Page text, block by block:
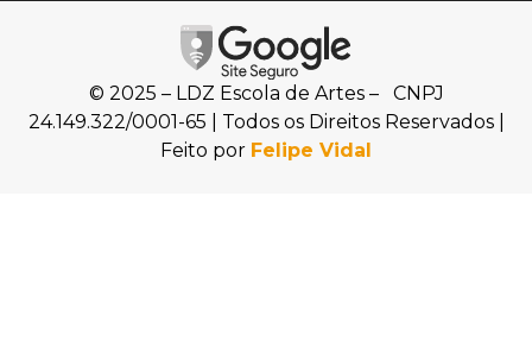
© 2025 – LDZ Escola de Artes – CNPJ
24.149.322/0001-65 | Todos os Direitos Reservados |
Feito por Felipe Vidal